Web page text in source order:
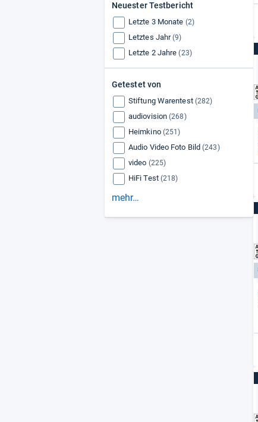
Neuester Testbericht
Letzte 3 Monate (2)
Letztes Jahr (9)
Letzte 2 Jahre (23)
Getestet von
Stiftung Warentest (282)
audiovision (268)
Heimkino (251)
Audio Video Foto Bild (243)
video (225)
HiFi Test (218)
mehr…